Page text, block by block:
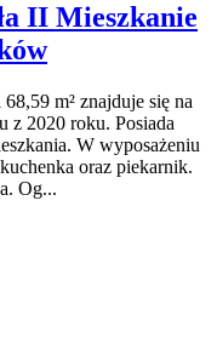
II Mieszkanie
m² znajduje się na
z 2020 roku. Posiada
W wyposażeniu
oraz piekarnik.
Og...